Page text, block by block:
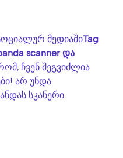
მედიაშიTag
scanner და
ჩვენ შეგვიძლია
არ უნდა
სკანერი.